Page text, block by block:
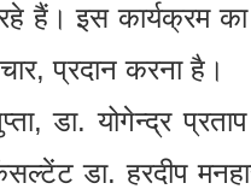
हैं। इस कार्यक्रम
प्रदान करना है।
डा. योगेन्द्र
डा. हरदीप